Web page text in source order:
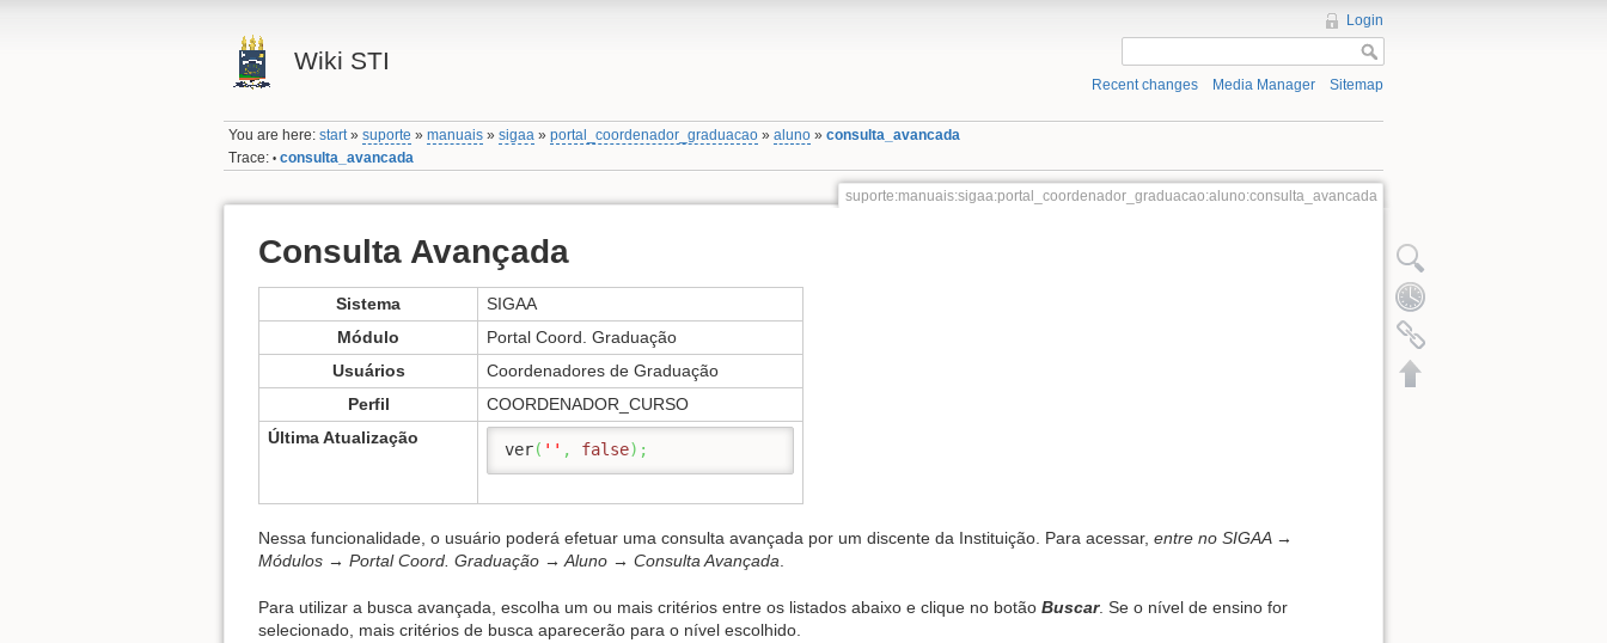
Wiki STI
Login
Recent changes Media Manager Sitemap
You are here:start »suporte »manuais »sigaa »portal_coordenador_graduacao »aluno »consulta_avancada
Trace: • consulta_avancada
suporte:manuais:sigaa:portal_coordenador_graduacao:aluno:consulta_avancada
Consulta Avançada
Sistema
SIGAA
Módulo
Portal Coord. Graduação
Usuários
Coordenadores de Graduação
Perfil
COORDENADOR_CURSO
Última Atualização
ver( '' , false) ;
Nessa funcionalidade, o usuário poderá efetuar uma consulta avançada por um discente da Instituição. Para acessar, entre no SIGAA →
Módulos → Portal Coord. Graduação → Aluno → Consulta Avançada.
Para utilizar a busca avançada, escolha um ou mais critérios entre os listados abaixo e clique no botão Buscar. Se o nível de ensino for
selecionado, mais critérios de busca aparecerão para o nível escolhido.